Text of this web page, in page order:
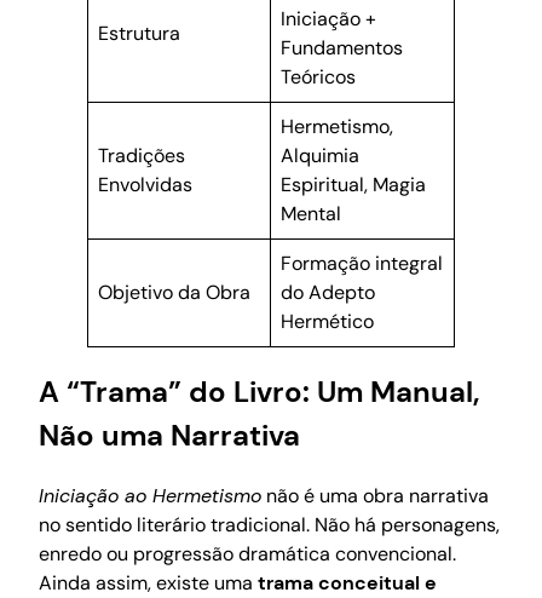
Estrutura
Iniciação +
Fundamentos
Teóricos
Tradições
Envolvidas
Hermetismo,
Alquimia
Espiritual, Magia
Mental
Objetivo da Obra
Formação integral
do Adepto
Hermético
A “Trama” do Livro: Um Manual,
Não uma Narrativa
Iniciação ao Hermetismo não é uma obra narrativa
no sentido literário tradicional. Não há personagens,
enredo ou progressão dramática convencional.
Ainda assim, existe uma trama conceitual e